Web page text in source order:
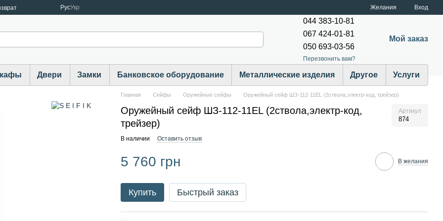
РусУкр Желания Вход
044 383-10-81
067 424-01-81
050 693-03-56
Перезвонить вам?
Мой заказ
Двери Замки Банковское оборудование Металлические изделия Другое Услуги
Главная Cейфы Оружейные сейфы Оружейный сейф ШЗ-112-11EL (2ствола,электр-код, трейзер)
Оружейный сейф ШЗ-112-11EL (2ствола,электр-код,
трейзер)
Артикул
874
В наличии Оставить отзыв
5 760 грн В желания
Купить Быстрый заказ